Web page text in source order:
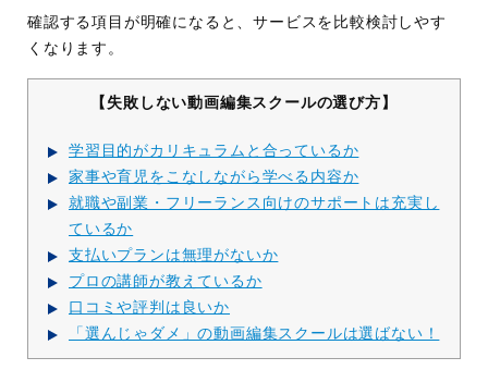
確認する項目が明確になると、サービスを比較検討しやす
くなります。
【失敗しない動画編集スクールの選び方】
学習目的がカリキュラムと合っているか
家事や育児をこなしながら学べる内容か
就職や副業・フリーランス向けのサポートは充実し
ているか
支払いプランは無理がないか
プロの講師が教えているか
口コミや評判は良いか
「選んじゃダメ」の動画編集スクールは選ばない！